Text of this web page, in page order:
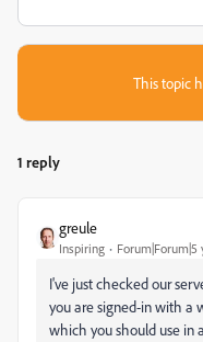
This topic
1 reply
greule
Inspiring Forum|Forum|5
I've just checked our
you are signed-in with a
which you should use in